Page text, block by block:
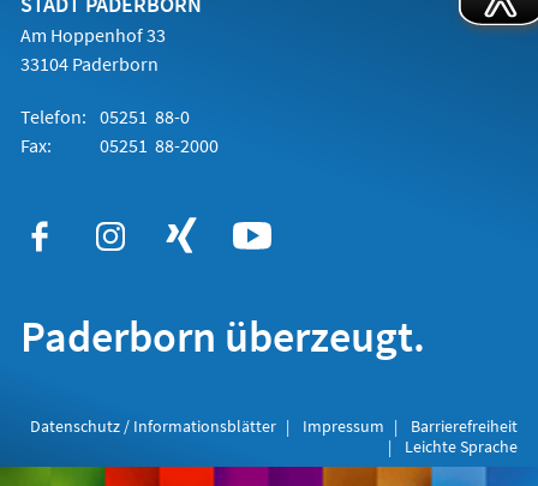
Am Hoppenhof 33
33104 Paderborn
Telefon: 05251 88-0
Fax:
05251 88-2000
Paderborn überzeugt.
Datenschutz / Informationsblätter Impressum
Barrierefreiheit
Leichte Sprache